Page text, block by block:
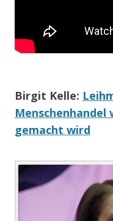
Birgit Kelle:
gemacht wird